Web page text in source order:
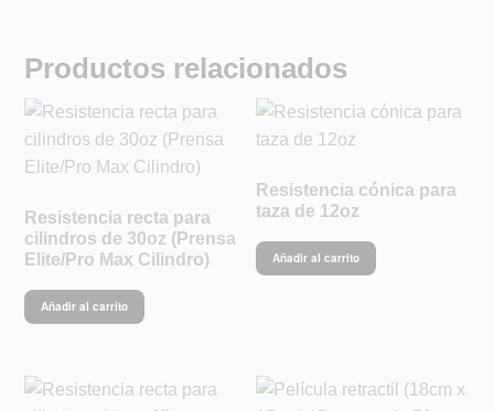
Productos relacionados
Resistencia recta para
cilindros de 30oz (Prensa
Elite/Pro Max Cilindro)
Añadir al carrito
Resistencia cónica para
taza de 12oz
Añadir al carrito